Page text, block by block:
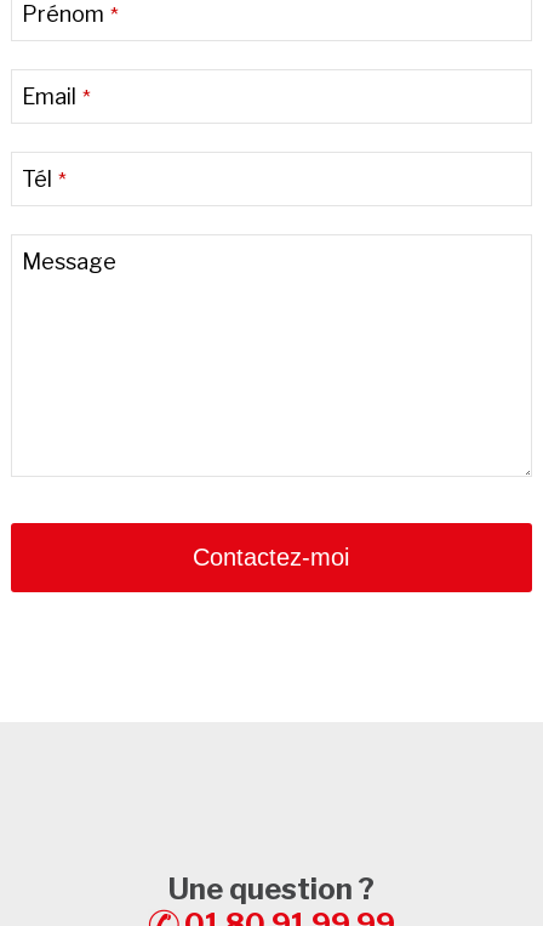
Prénom *
Email *
Tél *
Phone
Number *
Message
Contactez-moi
Une question ?